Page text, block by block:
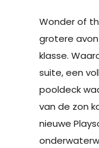
Wonder of
grotere
klasse.
suite, een
pooldeck
van de zon
nieuwe